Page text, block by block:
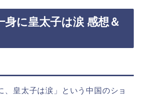
身に皇太子は涙 感想＆
、皇太子は涙」という中国のショ